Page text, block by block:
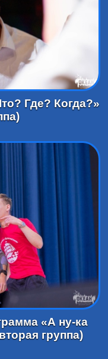
Где? Когда?»
«А ну-ка
группа)